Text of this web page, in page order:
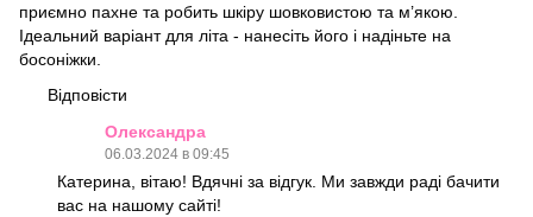
приємно пахне та робить шкіру шовковистою та м’якою.
Ідеальний варіант для літа - нанесіть його і надіньте на
босоніжки.
Відповісти
Олександра
06.03.2024 в 09:45
Катерина, вітаю! Вдячні за відгук. Ми завжди раді бачити
вас на нашому сайті!